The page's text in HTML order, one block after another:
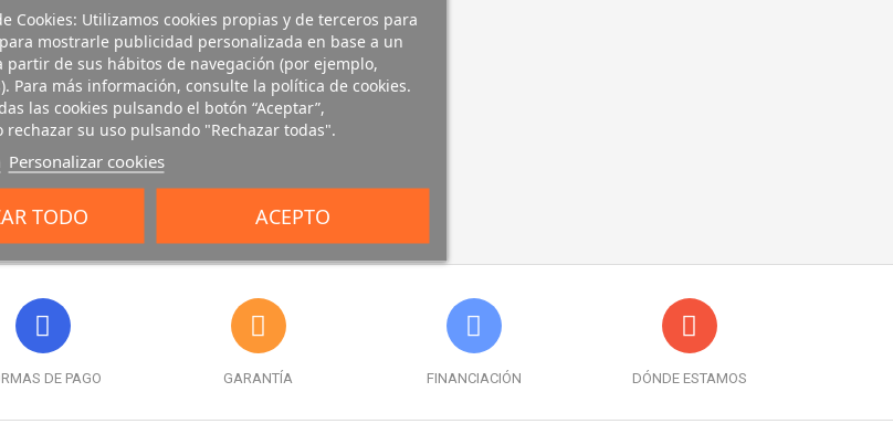
DE PAGO GARANTÍA FINANCIACIÓN DÓNDE ESTAMOS
Cookies: Utilizamos cookies propias y de terceros para
mostrarle publicidad personalizada en base a un
partir de sus hábitos de navegación (por ejemplo,
Para más información, consulte la política de cookies.
las cookies pulsando el botón “Aceptar”,
rechazar su uso pulsando "Rechazar todas".
Personalizar cookies
TODO ACEPTO